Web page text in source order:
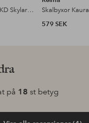
Snowboardbyxor KD Skylar PT
Skalbyxor Kaura
579 SEK
på 18 st betyg